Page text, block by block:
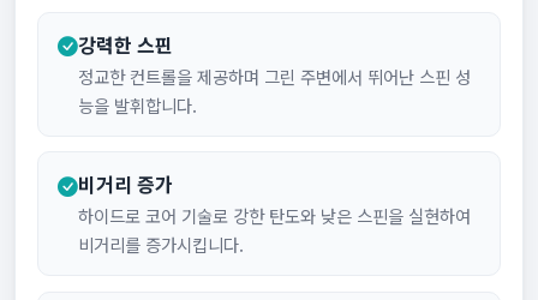
강력한 스핀
정교한 컨트롤을 제공하며 그린 주변에서 뛰어난 스핀 성
능을 발휘합니다.
비거리 증가
하이드로 코어 기술로 강한 탄도와 낮은 스핀을 실현하여
비거리를 증가시킵니다.